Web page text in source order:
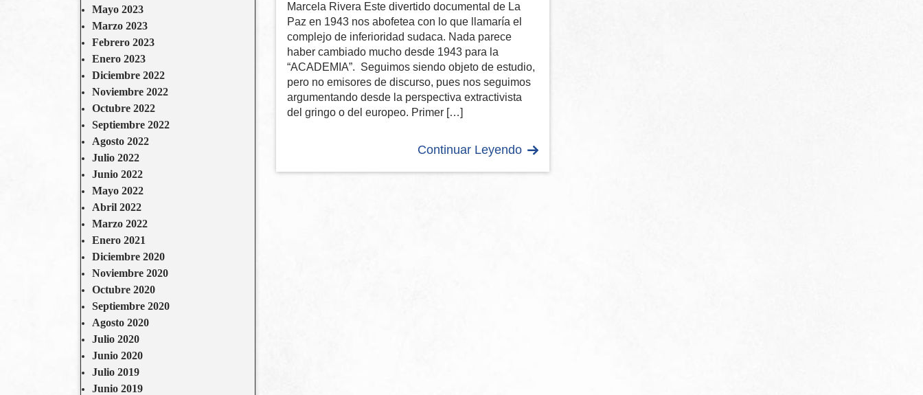
Mayo 2023
Marzo 2023
Febrero 2023
Enero 2023
Diciembre 2022
Noviembre 2022
Octubre 2022
Septiembre 2022
Agosto 2022
Julio 2022
Junio 2022
Mayo 2022
Abril 2022
Marzo 2022
Enero 2021
Diciembre 2020
Noviembre 2020
Octubre 2020
Septiembre 2020
Agosto 2020
Julio 2020
Junio 2020
Julio 2019
Junio 2019
Marcela Rivera Este divertido documental de La
Paz en 1943 nos abofetea con lo que llamaría el
complejo de inferioridad sudaca. Nada parece
haber cambiado mucho desde 1943 para la
“ACADEMIA”. Seguimos siendo objeto de estudio,
pero no emisores de discurso, pues nos seguimos
argumentando desde la perspectiva extractivista
del gringo o del europeo. Primer […]
Continuar Leyendo